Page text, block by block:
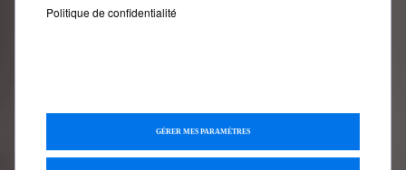
Politique de confidentialité
GÉRER MES PARAMÈTRES